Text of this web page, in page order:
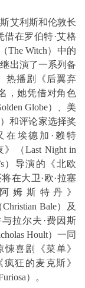
艾利斯和伦敦长
借在罗伯特·艾格
The Witch）中的
出演了一系列备
热播剧《后翼弃
，她凭借对角色
Globe）、美
）和评论家选择奖
在埃德加·赖特
》（Last Night in
）导演的《北欧
在大卫·欧·拉塞
姆斯特丹》
Bale）及
与拉尔夫·费因斯
Hoult）一同
喜剧《菜单》
疯狂的麦克斯》
）。